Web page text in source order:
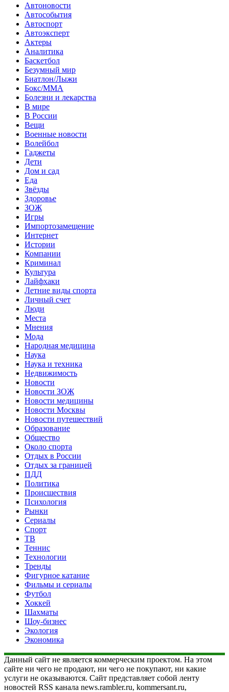
Автоновости
Автособытия
Автоспорт
Автоэксперт
Актеры
Аналитика
Баскетбол
Безумный мир
Биатлон/Лыжи
Бокс/MMA
Болезни и лекарства
В мире
В России
Вещи
Военные новости
Волейбол
Гаджеты
Дети
Дом и сад
Еда
Звёзды
Здоровье
ЗОЖ
Игры
Импортозамещение
Интернет
Истории
Компании
Криминал
Культура
Лайфхаки
Летние виды спорта
Личный счет
Люди
Места
Мнения
Мода
Народная медицина
Наука
Наука и техника
Недвижимость
Новости
Новости ЗОЖ
Новости медицины
Новости Москвы
Новости путешествий
Образование
Общество
Около спорта
Отдых в России
Отдых за границей
ПДД
Политика
Происшествия
Психология
Рынки
Сериалы
Спорт
ТВ
Теннис
Технологии
Тренды
Фигурное катание
Фильмы и сериалы
Футбол
Хоккей
Шахматы
Шоу-бизнес
Экология
Экономика
Данный сайт не является коммерческим проектом. На этом
сайте ни чего не продают, ни чего не покупают, ни какие
услуги не оказываются. Сайт представляет собой ленту
новостей RSS канала news.rambler.ru, kommersant.ru,